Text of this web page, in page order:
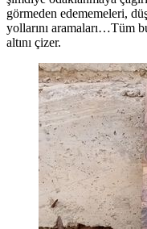
görmeden edememeleri,
yollarını aramaları…Tüm
altını çizer.